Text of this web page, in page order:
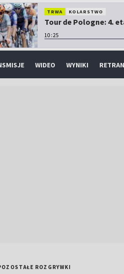
TRWA KOLARSTWO
Tour de Pologne: 4.
10:25
WIDEO WYNIKI
ROZGRYWKI